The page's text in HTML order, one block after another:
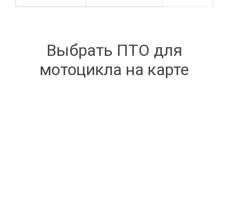
Выбрать ПТО для
мотоцикла на карте